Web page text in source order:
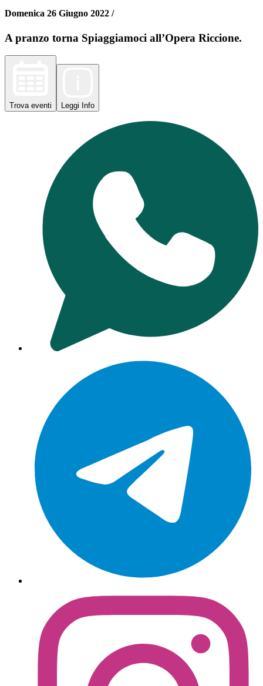
Domenica 26 Giugno 2022 /
A pranzo torna Spiaggiamoci all’Opera Riccione.
Trova eventi Leggi Info